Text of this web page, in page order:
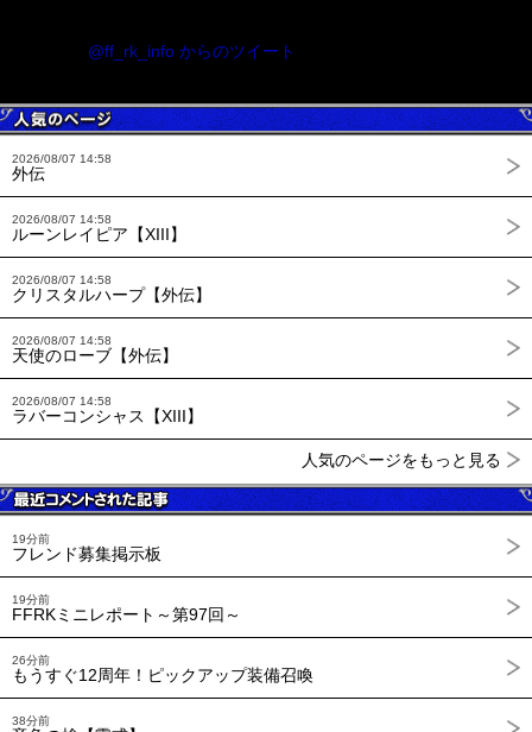
@ff_rk_info からのツイート
2026/08/07 14:58
外伝
2026/08/07 14:58
ルーンレイピア【XIII】
2026/08/07 14:58
クリスタルハープ【外伝】
2026/08/07 14:58
天使のローブ【外伝】
2026/08/07 14:58
ラバーコンシャス【XIII】
人気のページをもっと見る
19分前
フレンド募集掲示板
19分前
FFRKミニレポート～第97回～
26分前
もうすぐ12周年！ピックアップ装備召喚
38分前